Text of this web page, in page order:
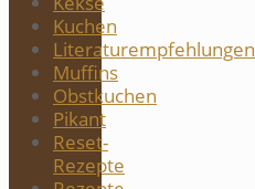
Kuchen
Literaturempfehlungen
Muffins
Obstkuchen
Pikant
Reset-
Rezepte